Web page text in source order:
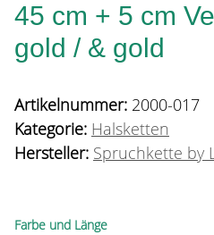
45 cm + 5 cm
gold / & gold
Artikelnummer: 2000-017
Kategorie: Halsketten
Hersteller: Spruchkette by
Farbe und Länge